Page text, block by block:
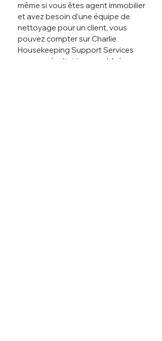
même si vous êtes agent immobilier
et avez besoin d’une équipe de
nettoyage pour un client, vous
pouvez compter sur Charlie
Housekeeping Support Services
pour un résultat impeccable !